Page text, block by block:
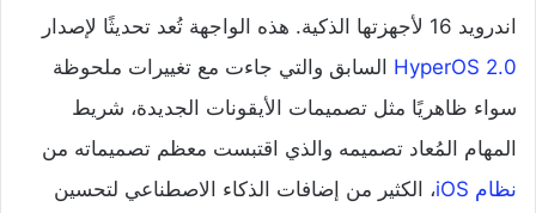
اندرويد 16 لأجهزتها الذكية. هذه الواجهة تُعد تحديثًا لإصدار
HyperOS 2.0 السابق والتي جاءت مع تغييرات ملحوظة
سواء ظاهريًا مثل تصميمات الأيقونات الجديدة، شريط
المهام المُعاد تصميمه والذي اقتبست معظم تصميماته من
نظام iOS
، الكثير من إضافات الذكاء الاصطناعي لتحسين